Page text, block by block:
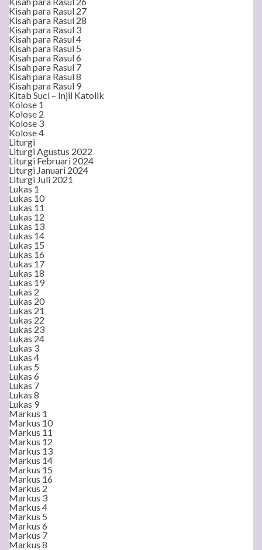
Kisah para Rasul 27
Kisah para Rasul 28
Kisah para Rasul 3
Kisah para Rasul 4
Kisah para Rasul 5
Kisah para Rasul 6
Kisah para Rasul 7
Kisah para Rasul 8
Kisah para Rasul 9
Kitab Suci – Injil Katolik
Kolose 1
Kolose 2
Kolose 3
Kolose 4
Liturgi
Liturgi Agustus 2022
Liturgi Februari 2024
Liturgi Januari 2024
Liturgi Juli 2021
Lukas 1
Lukas 10
Lukas 11
Lukas 12
Lukas 13
Lukas 14
Lukas 15
Lukas 16
Lukas 17
Lukas 18
Lukas 19
Lukas 2
Lukas 20
Lukas 21
Lukas 22
Lukas 23
Lukas 24
Lukas 3
Lukas 4
Lukas 5
Lukas 6
Lukas 7
Lukas 8
Lukas 9
Markus 1
Markus 10
Markus 11
Markus 12
Markus 13
Markus 14
Markus 15
Markus 16
Markus 2
Markus 3
Markus 4
Markus 5
Markus 6
Markus 7
Markus 8